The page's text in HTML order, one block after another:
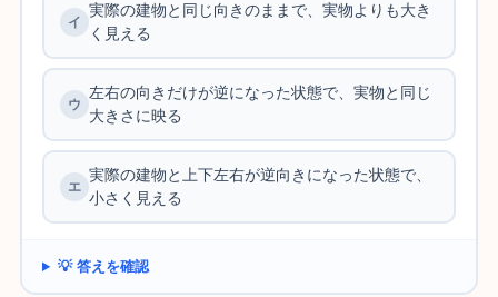
実際の建物と同じ向きのままで、実物よりも大き
く見える
左右の向きだけが逆になった状態で、実物と同じ
大きさに映る
実際の建物と上下左右が逆向きになった状態で、
小さく見える
💡 答えを確認